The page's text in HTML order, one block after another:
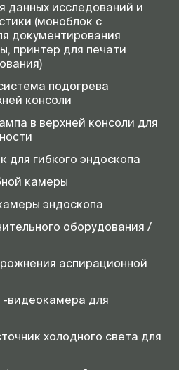
данных исследований и
(моноблок с
документирования
принтер для печати
подогрева
консоли
в верхней консоли для
для гибкого эндоскопа
камеры
эндоскопа
оборудования /
аспирационной
-видеокамера для
холодного света для